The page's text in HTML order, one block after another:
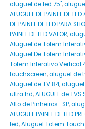
aluguel de led 75",
ALUGUEL DE PAINEL DE LED
DE PAINEL DE LED PARA
PAINEL DE LED VALOR,
Aluguel de Totem
Aluguel De Totem
Totem Interativo Vertical
touchscreen,aluguel de
Aluguel de TV 84,aluguel
ultra hd,ALUGUEL de TVS
Alto de Pinheiros‎ -SP,
ALUGUEL PAINEL DE LED
led,Aluguel Totem